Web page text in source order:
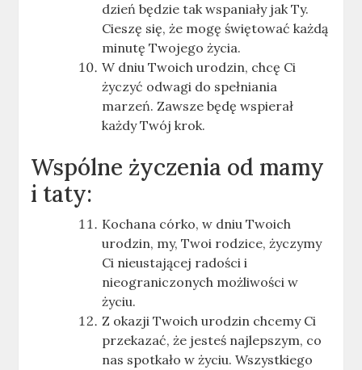
dzień będzie tak wspaniały jak Ty.
Cieszę się, że mogę świętować każdą
minutę Twojego życia.
W dniu Twoich urodzin, chcę Ci
życzyć odwagi do spełniania
marzeń. Zawsze będę wspierał
każdy Twój krok.
Wspólne życzenia od mamy
i taty:
Kochana córko, w dniu Twoich
urodzin, my, Twoi rodzice, życzymy
Ci nieustającej radości i
nieograniczonych możliwości w
życiu.
Z okazji Twoich urodzin chcemy Ci
przekazać, że jesteś najlepszym, co
nas spotkało w życiu. Wszystkiego